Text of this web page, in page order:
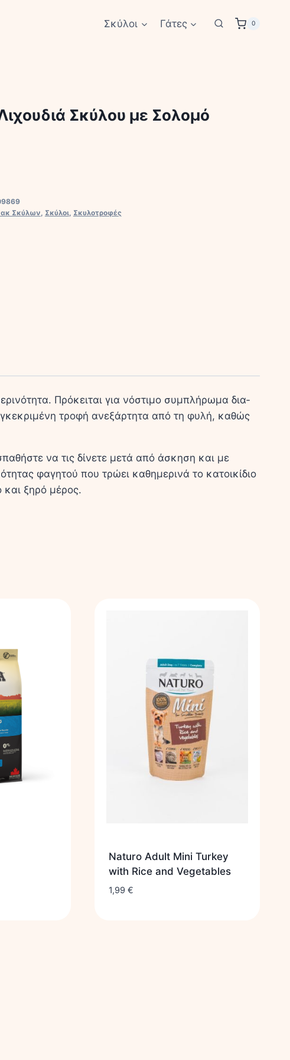
Σκύλοι Γάτες 0
Σκύλου με Σολομό
Σκύλων, Σκύλοι, Σκυλοτροφές
Πρόκειται για νόστιμο συ­μπλή­ρω­μα δια­
τροφή ανεξάρτητα από τη φυλή, καθώς
να τις δίνετε μετά από άσκηση και με
φαγητού που τρώει καθημερινά το κατοικίδιο
και ξηρό μέρος.
Naturo Adult Mini Turkey
with Rice and Vegetables
1,99 €